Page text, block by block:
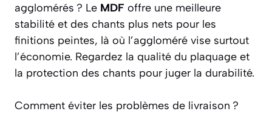
agglomérés ? Le MDF offre une meilleure
stabilité et des chants plus nets pour les
finitions peintes, là où l’aggloméré vise surtout
l’économie. Regardez la qualité du plaquage et
la protection des chants pour juger la durabilité.
Comment éviter les problèmes de livraison ?